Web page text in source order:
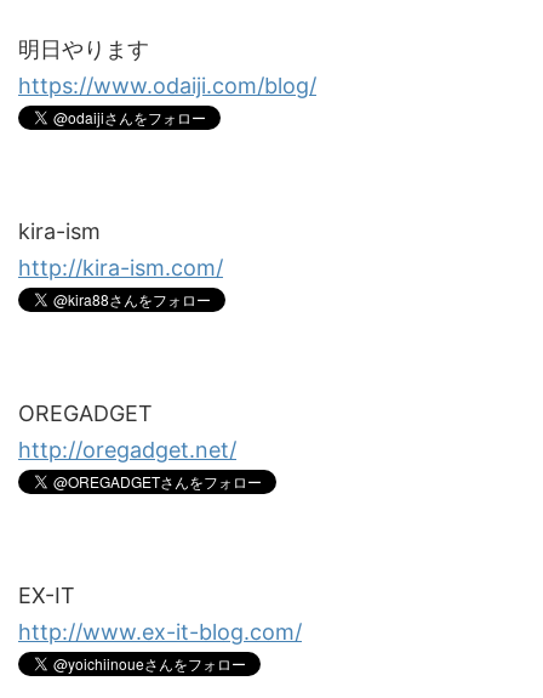
明日やります
https://www.odaiji.com/blog/
kira-ism
http://kira-ism.com/
OREGADGET
http://oregadget.net/
EX-IT
http://www.ex-it-blog.com/